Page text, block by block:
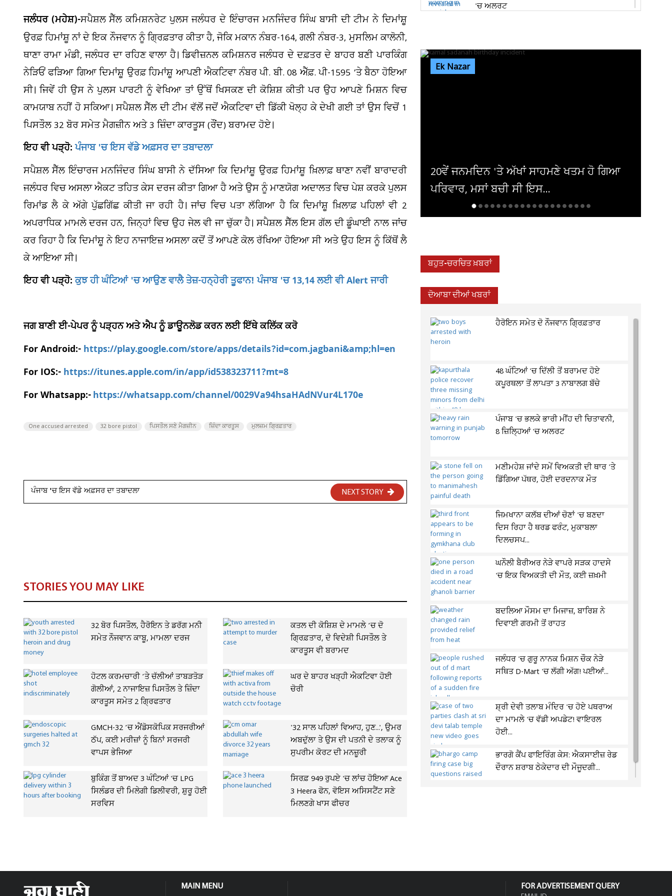
ਜਲੰਧਰ (ਮਹੇਸ਼)-ਸਪੈਸ਼ਲ ਸੈੱਲ ਕਮਿਸ਼ਨਰੇਟ ਪੁਲਸ ਜਲੰਧਰ ਦੇ ਇੰਚਾਰਜ ਮਨਜਿੰਦਰ ਸਿੰਘ ਬਾਸੀ ਦੀ ਟੀਮ ਨੇ ਦਿਮਾਂਸ਼ੂ
ਉਰਫ਼ ਹਿਮਾਂਸ਼ੂ ਨਾਂ ਦੇ ਇਕ ਨੌਜਵਾਨ ਨੂੰ ਗ੍ਰਿਫ਼ਤਾਰ ਕੀਤਾ ਹੈ, ਜੋਕਿ ਮਕਾਨ ਨੰਬਰ-164, ਗਲੀ ਨੰਬਰ-3, ਮੁਸਲਿਮ ਕਾਲੋਨੀ,
ਥਾਣਾ ਰਾਮਾ ਮੰਡੀ, ਜਲੰਧਰ ਦਾ ਰਹਿਣ ਵਾਲਾ ਹੈ। ਡਿਵੀਜ਼ਨਲ ਕਮਿਸ਼ਨਰ ਜਲੰਧਰ ਦੇ ਦਫ਼ਤਰ ਦੇ ਬਾਹਰ ਬਣੀ ਪਾਰਕਿੰਗ
ਨੇੜਿਓਂ ਫੜਿਆ ਗਿਆ ਦਿਮਾਂਸ਼ੂ ਉਰਫ਼ ਹਿਮਾਂਸ਼ੂ ਆਪਣੀ ਐਕਟਿਵਾ ਨੰਬਰ ਪੀ. ਬੀ. 08 ਐੱਫ਼. ਪੀ-1595 ’ਤੇ ਬੈਠਾ ਹੋਇਆ
ਸੀ। ਜਿਵੇਂ ਹੀ ਉਸ ਨੇ ਪੁਲਸ ਪਾਰਟੀ ਨੂੰ ਵੇਖਿਆ ਤਾਂ ਉੱਥੋਂ ਖਿਸਕਣ ਦੀ ਕੋਸ਼ਿਸ਼ ਕੀਤੀ ਪਰ ਉਹ ਆਪਣੇ ਮਿਸ਼ਨ ਵਿਚ
ਕਾਮਯਾਬ ਨਹੀਂ ਹੋ ਸਕਿਆ। ਸਪੈਸ਼ਲ ਸੈੱਲ ਦੀ ਟੀਮ ਵੱਲੋਂ ਜਦੋਂ ਐਕਟਿਵਾ ਦੀ ਡਿੱਕੀ ਖੋਲ੍ਹ ਕੇ ਦੇਖੀ ਗਈ ਤਾਂ ਉਸ ਵਿਚੋਂ 1
ਪਿਸਤੌਲ 32 ਬੋਰ ਸਮੇਤ ਮੈਗਜ਼ੀਨ ਅਤੇ 3 ਜ਼ਿੰਦਾ ਕਾਰਤੂਸ (ਰੌਂਦ) ਬਰਾਮਦ ਹੋਏ।
ਇਹ ਵੀ ਪੜ੍ਹੋ:ਪੰਜਾਬ 'ਚ ਇਸ ਵੱਡੇ ਅਫ਼ਸਰ ਦਾ ਤਬਾਦਲਾ
ਸਪੈਸ਼ਲ ਸੈੱਲ ਇੰਚਾਰਜ ਮਨਜਿੰਦਰ ਸਿੰਘ ਬਾਸੀ ਨੇ ਦੱਸਿਆ ਕਿ ਦਿਮਾਂਸ਼ੂ ਉਰਫ਼ ਹਿਮਾਂਸ਼ੂ ਖ਼ਿਲਾਫ਼ ਥਾਣਾ ਨਵੀਂ ਬਾਰਾਦਰੀ
ਜਲੰਧਰ ਵਿਚ ਅਸਲਾ ਐਕਟ ਤਹਿਤ ਕੇਸ ਦਰਜ ਕੀਤਾ ਗਿਆ ਹੈ ਅਤੇ ਉਸ ਨੂੰ ਮਾਣਯੋਗ ਅਦਾਲਤ ਵਿਚ ਪੇਸ਼ ਕਰਕੇ ਪੁਲਸ
ਰਿਮਾਂਡ ਲੈ ਕੇ ਅੱਗੇ ਪੁੱਛਗਿੱਛ ਕੀਤੀ ਜਾ ਰਹੀ ਹੈ। ਜਾਂਚ ਵਿਚ ਪਤਾ ਲੱਗਿਆ ਹੈ ਕਿ ਦਿਮਾਂਸ਼ੂ ਖ਼ਿਲਾਫ਼ ਪਹਿਲਾਂ ਵੀ 2
ਅਪਰਾਧਿਕ ਮਾਮਲੇ ਦਰਜ ਹਨ, ਜਿਨ੍ਹਾਂ ਵਿਚ ਉਹ ਜੇਲ ਵੀ ਜਾ ਚੁੱਕਾ ਹੈ। ਸਪੈਸ਼ਲ ਸੈੱਲ ਇਸ ਗੱਲ ਦੀ ਡੂੰਘਾਈ ਨਾਲ ਜਾਂਚ
ਕਰ ਰਿਹਾ ਹੈ ਕਿ ਦਿਮਾਂਸ਼ੂ ਨੇ ਇਹ ਨਾਜਾਇਜ਼ ਅਸਲਾ ਕਦੋਂ ਤੋਂ ਆਪਣੇ ਕੋਲ ਰੱਖਿਆ ਹੋਇਆ ਸੀ ਅਤੇ ਉਹ ਇਸ ਨੂੰ ਕਿੱਥੋਂ ਲੈ
ਕੇ ਆਇਆ ਸੀ।
ਇਹ ਵੀ ਪੜ੍ਹੋ:ਕੁਝ ਹੀ ਘੰਟਿਆਂ 'ਚ ਆਉਣ ਵਾਲੈ ਤੇਜ਼-ਹਨ੍ਹੇਰੀ ਤੂਫਾਨ! ਪੰਜਾਬ 'ਚ 13,14 ਲਈ ਵੀ Alert ਜਾਰੀ
ਜਗ ਬਾਣੀ ਈ-ਪੇਪਰ ਨੂੰ ਪੜ੍ਹਨ ਅਤੇ ਐਪ ਨੂੰ ਡਾਊਨਲੋਡ ਕਰਨ ਲਈ ਇੱਥੇ ਕਲਿੱਕ ਕਰੋ
For Android:-https://play.google.com/store/apps/details?id=com.jagbani&amp;hl=en
For IOS:-https://itunes.apple.com/in/app/id538323711?mt=8
For Whatsapp:-https://whatsapp.com/channel/0029Va94hsaHAdNVur4L170e
One accused arrested 32 bore pistol ਪਿਸਤੌਲ ਸਣੇ ਮੈਗਜ਼ੀਨ ਜ਼ਿੰਦਾ ਕਾਰਤੂਸ ਮੁਲਜ਼ਮ ਗ੍ਰਿਫ਼ਤਾਰ
ਪੰਜਾਬ 'ਚ ਇਸ ਵੱਡੇ ਅਫ਼ਸਰ ਦਾ ਤਬਾਦਲਾ NEXT STORY
STORIES YOU MAY LIKE
32 ਬੋਰ ਪਿਸਤੌਲ, ਹੈਰੋਇਨ ਤੇ ਡਰੱਗ ਮਨੀ
ਸਮੇਤ ਨੌਜਵਾਨ ਕਾਬੂ, ਮਾਮਲਾ ਦਰਜ
ਕਤਲ ਦੀ ਕੋਸ਼ਿਸ਼ ਦੇ ਮਾਮਲੇ ’ਚ ਦੋ
ਗ੍ਰਿਫ਼ਤਾਰ, ਦੋ ਵਿਦੇਸ਼ੀ ਪਿਸਤੌਲ ਤੇ
ਕਾਰਤੂਸ ਵੀ ਬਰਾਮਦ
ਹੋਟਲ ਕਰਮਚਾਰੀ ’ਤੇ ਚੱਲੀਆਂ ਤਾਬੜਤੋੜ
ਗੋਲੀਆਂ, 2 ਨਾਜਾਇਜ਼ ਪਿਸਤੌਲ ਤੇ ਜ਼ਿੰਦਾ
ਕਾਰਤੂਸ ਸਮੇਤ 2 ਗ੍ਰਿਫਤਾਰ
ਘਰ ਦੇ ਬਾਹਰ ਖੜ੍ਹੀ ਐਕਟਿਵਾ ਹੋਈ
ਚੋਰੀ
GMCH-32 ’ਚ ਐਂਡੋਸਕੋਪਿਕ ਸਰਜਰੀਆਂ
ਠੱਪ, ਕਈ ਮਰੀਜ਼ਾਂ ਨੂੰ ਬਿਨਾਂ ਸਰਜਰੀ
ਵਾਪਸ ਭੇਜਿਆ
'32 ਸਾਲ ਪਹਿਲਾਂ ਵਿਆਹ, ਹੁਣ...', ਉਮਰ
ਅਬਦੁੱਲਾ ਤੇ ਉਸ ਦੀ ਪਤਨੀ ਦੇ ਤਲਾਕ ਨੂੰ
ਸੁਪਰੀਮ ਕੋਰਟ ਦੀ ਮਨਜ਼ੂਰੀ
ਬੁਕਿੰਗ ਤੋਂ ਬਾਅਦ 3 ਘੰਟਿਆਂ 'ਚ LPG
ਸਿਲੰਡਰ ਦੀ ਮਿਲੇਗੀ ਡਿਲੀਵਰੀ, ਸ਼ੁਰੂ ਹੋਈ
ਸਰਵਿਸ
ਸਿਰਫ਼ 949 ਰੁਪਏ 'ਚ ਲਾਂਚ ਹੋਇਆ Ace
3 Heera ਫੋਨ, ਵੋਇਸ ਅਸਿਸਟੈਂਟ ਸਣੇ
ਮਿਲਣਗੇ ਖਾਸ ਫੀਚਰ
'ਚ ਅਲਰਟ
Ek Nazar
20ਵੇਂ ਜਨਮਦਿਨ 'ਤੇ ਅੱਖਾਂ ਸਾਹਮਣੇ ਖਤਮ ਹੋ ਗਿਆ
ਪਰਿਵਾਰ, ਮਸਾਂ ਬਚੀ ਸੀ ਇਸ...
ਪੈਟਰੋਲ ਪੰਪਾਂ ਨੂੰ ਲੈ ਕੇ ਕਪੂਰਥਲਾ DC ਨੇ ਜਾਰੀ ਕੀਤੇ
ਸਖ਼ਤ ਹੁਕਮ
ਬਹੁਤ-ਚਰਚਿਤ ਖ਼ਬਰਾਂ
ਦੋਆਬਾ ਦੀਆਂ ਖਬਰਾਂ
ਹੈਰੋਇਨ ਸਮੇਤ ਦੋ ਨੌਜਵਾਨ ਗ੍ਰਿਫ਼ਤਾਰ
48 ਘੰਟਿਆਂ 'ਚ ਦਿੱਲੀ ਤੋਂ ਬਰਾਮਦ ਹੋਏ
ਕਪੂਰਥਲਾ ਤੋਂ ਲਾਪਤਾ 3 ਨਾਬਾਲਗ ਬੱਚੇ
ਪੰਜਾਬ 'ਚ ਭਲਕੇ ਭਾਰੀ ਮੀਂਹ ਦੀ ਚਿਤਾਵਨੀ,
8 ਜ਼ਿਲ੍ਹਿਆਂ 'ਚ ਅਲਰਟ
ਮਣੀਮਹੇਸ਼ ਜਾਂਦੇ ਸਮੇਂ ਵਿਅਕਤੀ ਦੀ ਥਾਰ 'ਤੇ
ਡਿੱਗਿਆ ਪੱਥਰ, ਹੋਈ ਦਰਦਨਾਕ ਮੌਤ
ਜਿਮਖਾਨਾ ਕਲੱਬ ਦੀਆਂ ਚੋਣਾਂ 'ਚ ਬਣਦਾ
ਦਿਸ ਰਿਹਾ ਹੈ ਥਰਡ ਫਰੰਟ, ਮੁਕਾਬਲਾ
ਦਿਲਚਸਪ...
ਘਨੌਲੀ ਬੈਰੀਅਰ ਨੇੜੇ ਵਾਪਰੇ ਸੜਕ ਹਾਦਸੇ
'ਚ ਇਕ ਵਿਅਕਤੀ ਦੀ ਮੌਤ, ਕਈ ਜ਼ਖ਼ਮੀ
ਬਦਲਿਆ ਮੌਸਮ ਦਾ ਮਿਜਾਜ਼, ਬਾਰਿਸ਼ ਨੇ
ਦਿਵਾਈ ਗਰਮੀ ਤੋਂ ਰਾਹਤ
ਜਲੰਧਰ 'ਚ ਗੁਰੂ ਨਾਨਕ ਮਿਸ਼ਨ ਚੌਕ ਨੇੜੇ
ਸਥਿਤ D-Mart 'ਚ ਲੱਗੀ ਅੱਗ! ਪਈਆਂ...
ਸ਼੍ਰੀ ਦੇਵੀ ਤਲਾਬ ਮੰਦਿਰ 'ਚ ਹੋਏ ਪਥਰਾਅ
ਦਾ ਮਾਮਲੇ 'ਚ ਵੱਡੀ ਅਪਡੇਟ! ਵਾਇਰਲ
ਹੋਈ...
ਭਾਰਗੋ ਕੈਂਪ ਫਾਇਰਿੰਗ ਕੇਸ: ਐਕਸਾਈਜ਼ ਰੇਡ
ਦੌਰਾਨ ਸ਼ਰਾਬ ਠੇਕੇਦਾਰ ਦੀ ਮੌਜੂਦਗੀ...
MAIN MENU FOR ADVERTISEMENT QUERY